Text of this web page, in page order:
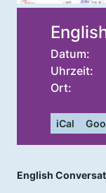
Datum:
Uhrzeit:
Ort:
iCal
English